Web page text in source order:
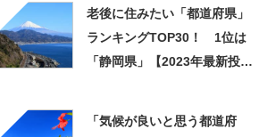
老後に住みたい「都道府県」
ランキングTOP30！ 1位は
「静岡県」【2023年最新投票
「気候が良いと思う都道府